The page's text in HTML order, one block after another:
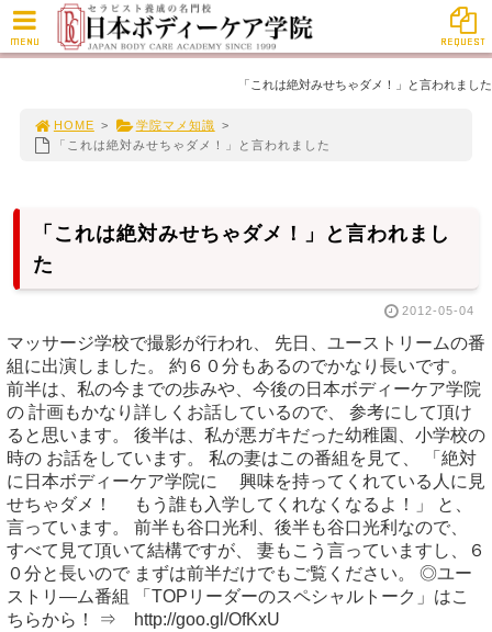
「これは絶対みせちゃダメ！」と言われました
HOME > 学院マメ知識
>
「これは絶対みせちゃダメ！」と言われました
「これは絶対みせちゃダメ！」と言われまし
た
2012-05-04
マッサージ学校で撮影が行われ、 先日、ユーストリームの番
組に出演しました。 約６０分もあるのでかなり長いです。
前半は、私の今までの歩みや、今後の日本ボディーケア学院
の 計画もかなり詳しくお話しているので、 参考にして頂け
ると思います。 後半は、私が悪ガキだった幼稚園、小学校の
時の お話をしています。 私の妻はこの番組を見て、 「絶対
に日本ボディーケア学院に 興味を持ってくれている人に見
せちゃダメ！ もう誰も入学してくれなくなるよ！」 と、
言っています。 前半も谷口光利、後半も谷口光利なので、
すべて見て頂いて結構ですが、 妻もこう言っていますし、６
０分と長いので まずは前半だけでもご覧ください。 ◎ユー
ストリ―ム番組 「TOPリーダーのスペシャルトーク」はこ
ちらから！ ⇒ http://goo.gl/OfKxU
MENU REQUEST